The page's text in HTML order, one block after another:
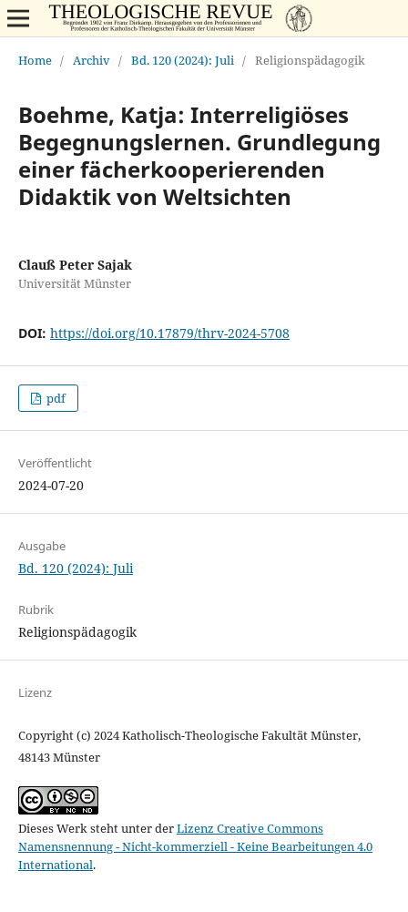
Home / Archiv / Bd. 120 (2024): Juli / Religionspädagogik
Boehme, Katja: Interreligiöses
Begegnungslernen. Grundlegung
einer fächerkooperierenden
Didaktik von Weltsichten
Clauß Peter Sajak
Universität Münster
DOI: https://doi.org/10.17879/thrv-2024-5708
pdf
Veröffentlicht
2024-07-20
Ausgabe
Bd. 120 (2024): Juli
Rubrik
Religionspädagogik
Lizenz
Copyright (c) 2024 Katholisch-Theologische Fakultät Münster,
48143 Münster
Dieses Werk steht unter derLizenz Creative Commons
Namensnennung - Nicht-kommerziell - Keine Bearbeitungen 4.0
International.